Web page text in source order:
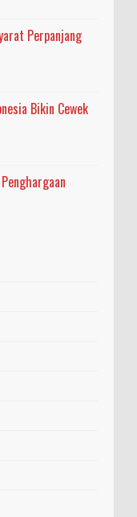
Perpanjang
Bikin Cewek